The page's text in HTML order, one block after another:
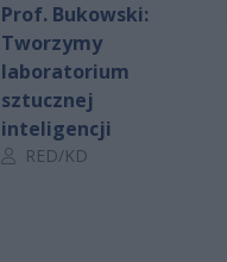
Prof. Bukowski:
Tworzymy
laboratorium
sztucznej
inteligencji
Autor artykułu:
RED/KD